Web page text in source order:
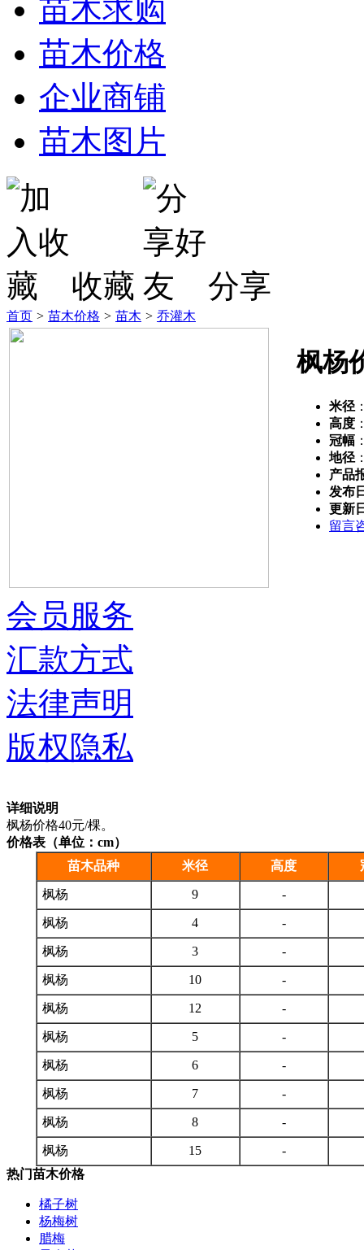
苗木求购
苗木价格
企业商铺
苗木图片
收藏 分享
首页 > 苗木价格 > 苗木 > 乔灌木
枫杨
米径
高度
冠幅
地径
产品
发布
更新
留言
详细说明
枫杨价格40元/棵。
价格表（单位：cm）
苗木品种
米径 高度
枫杨 9 -
枫杨 4 -
枫杨 3 -
枫杨 10 -
枫杨 12 -
枫杨 5 -
枫杨 6 -
枫杨 7 -
枫杨 8 -
枫杨 15
-
热门苗木价格
橘子树
杨梅树
腊梅
会员服务
汇款方式
法律声明
版权隐私